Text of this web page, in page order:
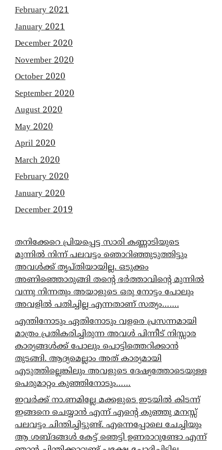
February 2021
January 2021
December 2020
November 2020
October 2020
September 2020
August 2020
May 2020
April 2020
March 2020
February 2020
January 2020
December 2019
തനിക്കേറെ പ്രിയപ്പെട്ട സാരി കണ്ണാടിയുടെ
മുന്നിൽ നിന്ന് പലവട്ടം ഞൊറിഞ്ഞുടുത്തിട്ടും
അവൾക്ക് തൃപ്തിയായില്ല. ഒടുക്കം
അണിഞ്ഞൊരുങ്ങി തന്റെ ഭർത്താവിന്റെ മുന്നിൽ
വന്നു നിന്നതും അയാളുടെ ഒരു നോട്ടം പോലും
അവളിൽ പതിച്ചില്ല എന്നതാണ് സത്യം…….
എന്തിനോടും ഏതിനോടും വളരെ പ്രസന്നമായി
മാത്രം പ്രതികരിച്ചിരുന്ന അവൾ പിന്നീട് നിസ്സാര
കാര്യങ്ങൾക്ക് പോലും പൊട്ടിത്തെറിക്കാൻ
തുടങ്ങി. ആദ്യമെല്ലാം അത് കാര്യമായി
എടുത്തില്ലെങ്കിലും അവളുടെ ദേഷ്യത്തോടെയുള്ള
പെരുമാറ്റം കുഞ്ഞിനോടും……
ഇവർക്ക് നാ.ണമില്ലേ മക്കളുടെ ഇടയിൽ കിടന്ന്
ഇങ്ങനെ ചെയ്യാൻ എന്ന് എന്റെ കുഞ്ഞു മനസ്സ്
പലവട്ടം ചിന്തിച്ചിട്ടുണ്ട്. എന്നെപ്പോലെ ചേച്ചിയും
ആ ശബ്ദങ്ങൾ കേട്ട് ഞെട്ടി ഉണരാറുണ്ടോ എന്ന്